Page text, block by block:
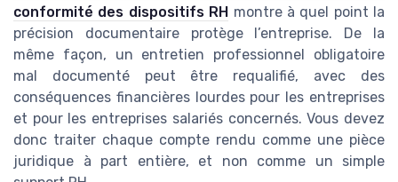
conformité des dispositifs RH montre à quel point la
précision documentaire protège l’entreprise. De la
même façon, un entretien professionnel obligatoire
mal documenté peut être requalifié, avec des
conséquences financières lourdes pour les entreprises
et pour les entreprises salariés concernés. Vous devez
donc traiter chaque compte rendu comme une pièce
juridique à part entière, et non comme un simple